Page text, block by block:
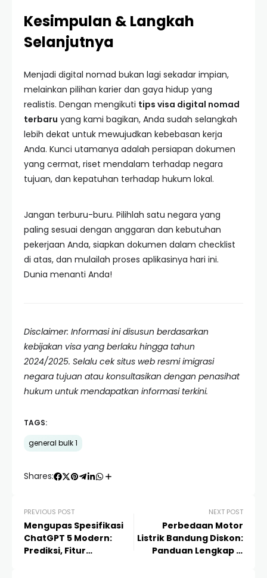
Kesimpulan & Langkah
Selanjutnya
Menjadi digital nomad bukan lagi sekadar impian,
melainkan pilihan karier dan gaya hidup yang
realistis. Dengan mengikuti tips visa digital nomad
terbaru yang kami bagikan, Anda sudah selangkah
lebih dekat untuk mewujudkan kebebasan kerja
Anda. Kunci utamanya adalah persiapan dokumen
yang cermat, riset mendalam terhadap negara
tujuan, dan kepatuhan terhadap hukum lokal.
Jangan terburu-buru. Pilihlah satu negara yang
paling sesuai dengan anggaran dan kebutuhan
pekerjaan Anda, siapkan dokumen dalam checklist
di atas, dan mulailah proses aplikasinya hari ini.
Dunia menanti Anda!
Disclaimer: Informasi ini disusun berdasarkan
kebijakan visa yang berlaku hingga tahun
2024/2025. Selalu cek situs web resmi imigrasi
negara tujuan atau konsultasikan dengan penasihat
hukum untuk mendapatkan informasi terkini.
TAGS:
general bulk 1
Shares:
PREVIOUS POST
Mengupas Spesifikasi
ChatGPT 5 Modern:
Prediksi, Fitur
NEXT POST
Perbedaan Motor
Listrik Bandung Diskon:
Panduan Lengkap &